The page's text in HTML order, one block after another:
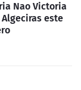
Nao Victoria
este